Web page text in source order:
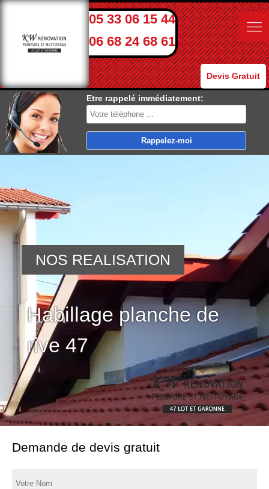
05 33 06 15 44
06 68 24 68 61
Devis Gratuit
Etre rappelé immédiatement:
Habillage planche de
rive 47
NOS REALISATION
Demande de devis gratuit